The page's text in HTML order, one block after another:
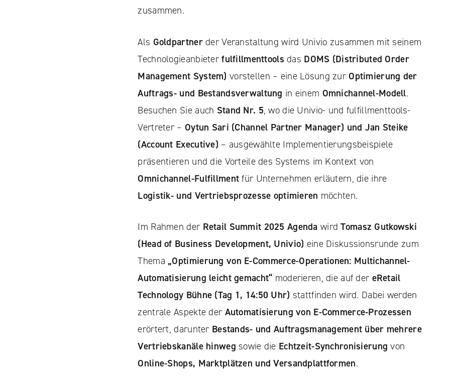
zusammen.
Als Goldpartnerder Veranstaltung wird Univio zusammen mit seinem
Technologieanbieterfulfillmenttools das DOMS (Distributed Order
Management System) vorstellen – eine Lösung zur Optimierung der
Auftrags- und Bestandsverwaltung in einem Omnichannel-Modell.
Besuchen Sie auch Stand Nr. 5, wo die Univio- und fulfillmenttools-
Vertreter – Oytun Sari (Channel Partner Manager) und Jan Steike
(Account Executive) – ausgewählte Implementierungsbeispiele
präsentieren und die Vorteile des Systems im Kontext von
Omnichannel-Fulfillment für Unternehmen erläutern, die ihre
Logistik- und Vertriebsprozesse optimieren möchten.
Im Rahmen der Retail Summit 2025 Agenda wirdTomasz Gutkowski
(Head of Business Development, Univio) eine Diskussionsrunde zum
Thema „Optimierung von E-Commerce-Operationen: Multichannel-
Automatisierung leicht gemacht“ moderieren, die auf der eRetail
Technology Bühne (Tag 1, 14:50 Uhr) stattfinden wird. Dabei werden
zentrale Aspekte der Automatisierung von E-Commerce-Prozessen
erörtert, darunter Bestands- und Auftragsmanagement über mehrere
Vertriebskanäle hinweg sowie die Echtzeit-Synchronisierung von
Online-Shops, Marktplätzen und Versandplattformen.